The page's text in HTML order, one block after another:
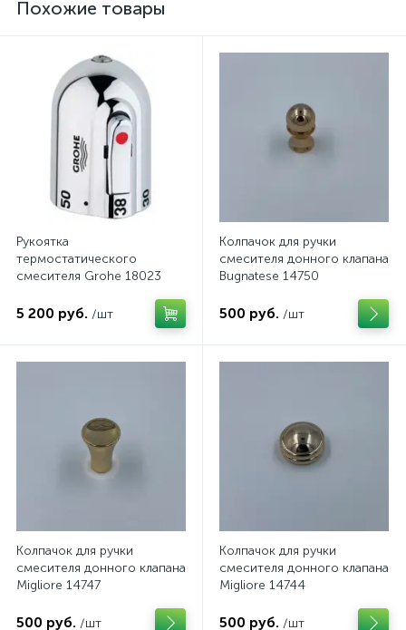
Похожие товары
Рукоятка
термостатического
смесителя Grohe 18023
5 200 руб. /шт
Колпачок для ручки
смесителя донного клапана
Bugnatese 14750
500 руб. /шт
Колпачок для ручки
смесителя донного клапана
Migliore 14747
500 руб. /шт
Колпачок для ручки
смесителя донного клапана
Migliore 14744
500 руб. /шт